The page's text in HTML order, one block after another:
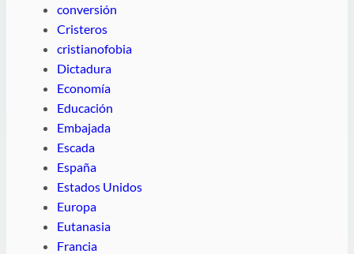
conversión
Cristeros
cristianofobia
Dictadura
Economía
Educación
Embajada
Escada
España
Estados Unidos
Europa
Eutanasia
Francia